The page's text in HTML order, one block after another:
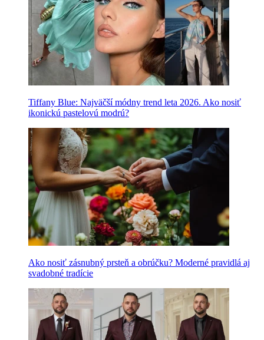
Tiffany Blue: Najväčší módny trend leta 2026. Ako nosiť
ikonickú pastelovú modrú?
Ako nosiť zásnubný prsteň a obrúčku? Moderné pravidlá aj
svadobné tradície